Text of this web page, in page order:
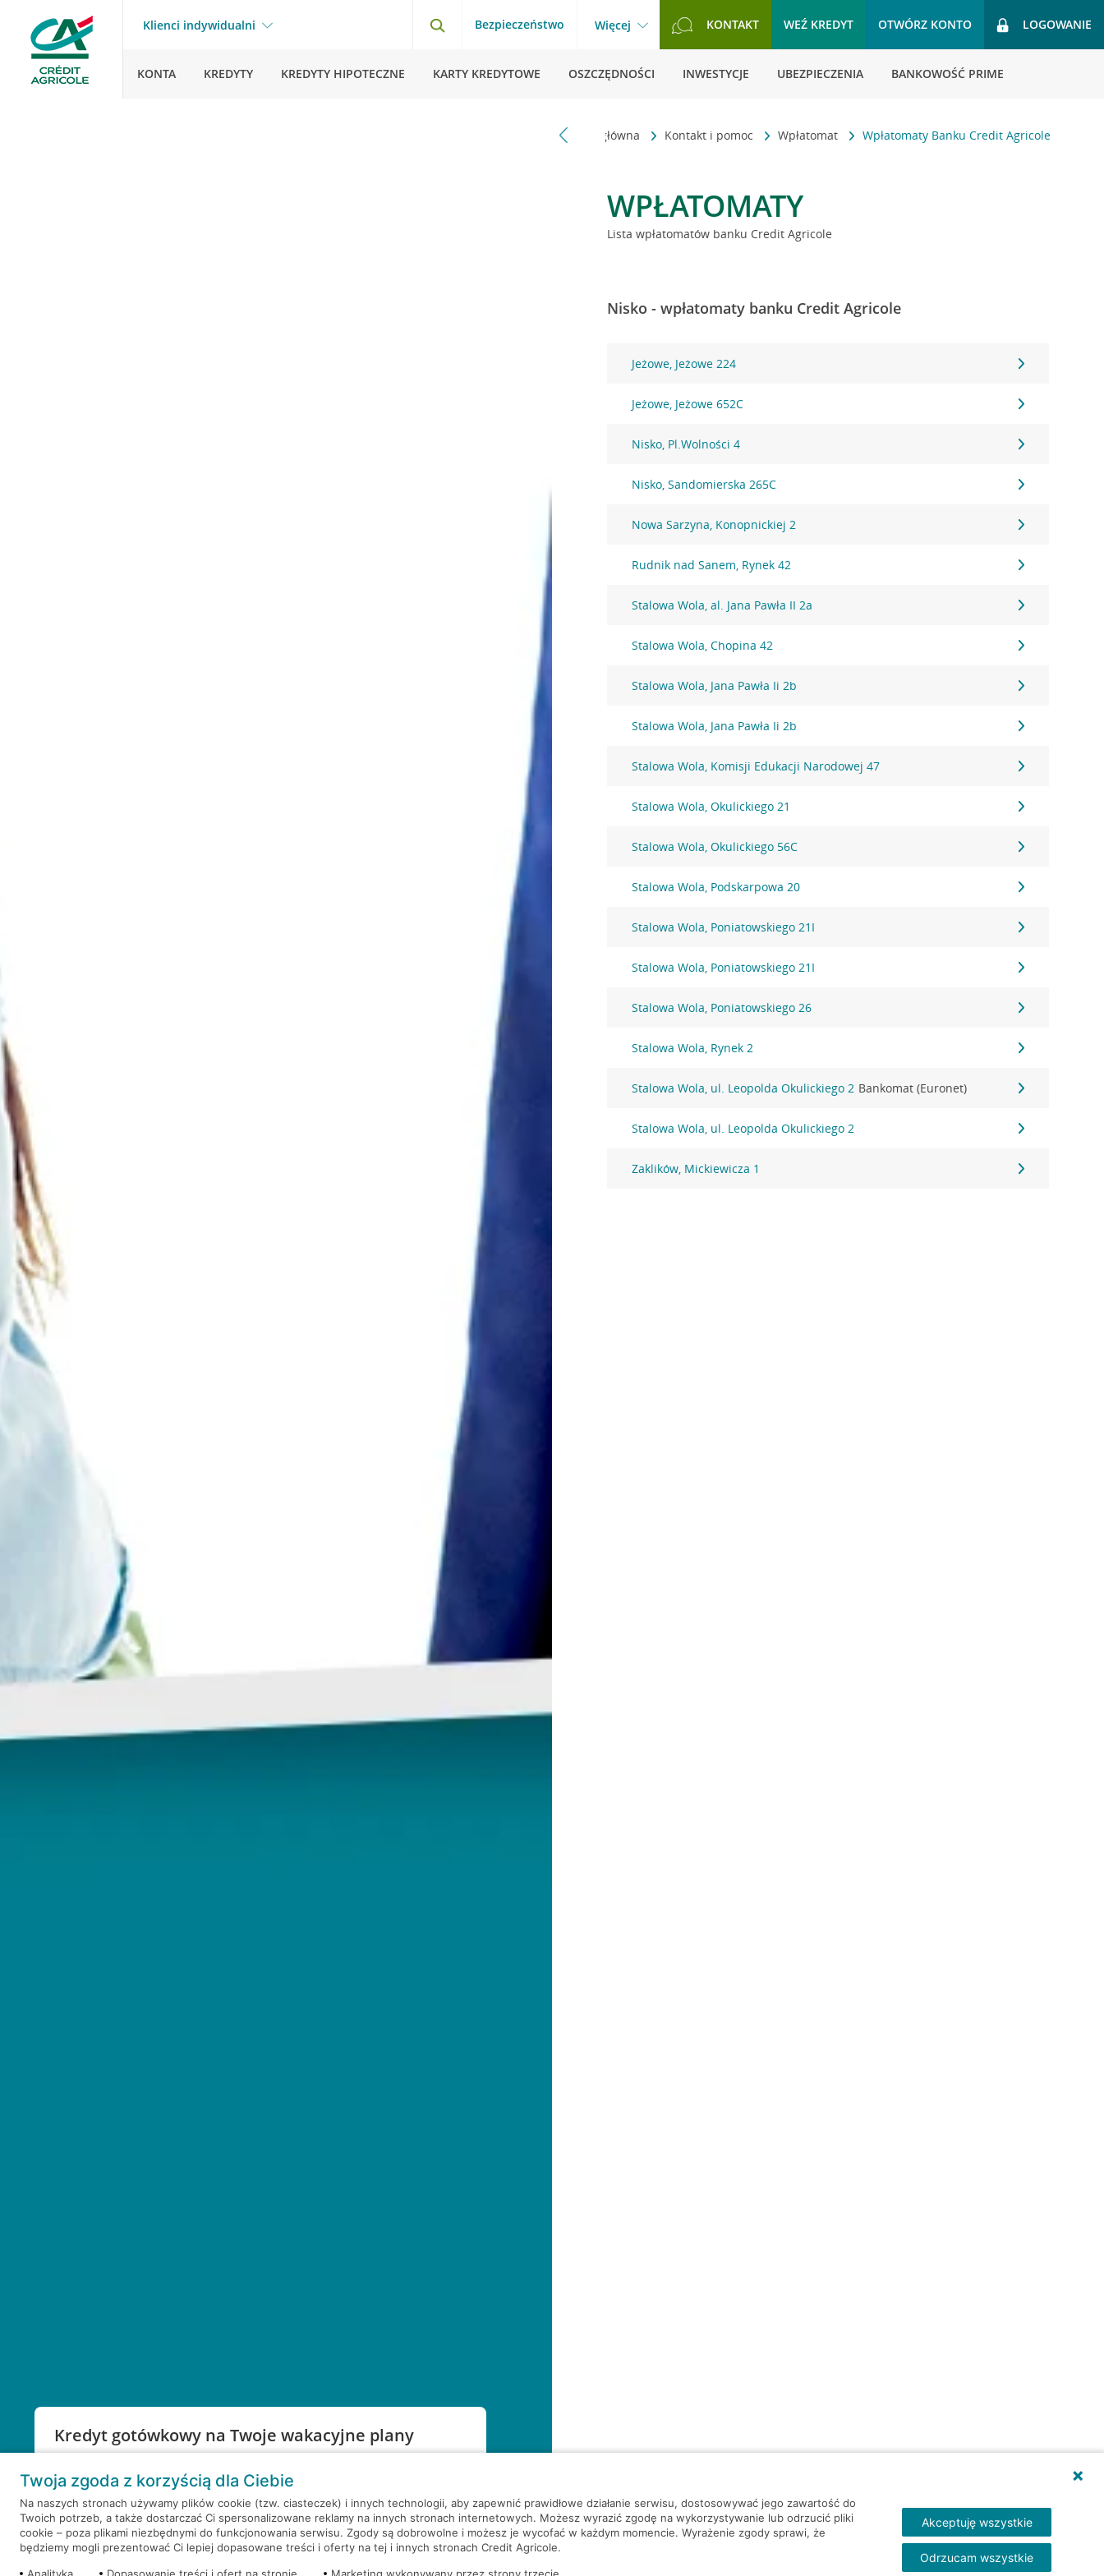
Klienci indywidualni Bezpieczeństwo Więcej KONTAKT WEŹ KREDYT OTWÓRZ KONTO LOGOWANIE
KONTA KREDYTY KREDYTY HIPOTECZNE KARTY KREDYTOWE OSZCZĘDNOŚCI INWESTYCJE UBEZPIECZENIA BANKOWOŚĆ PRIME
Kredyt gotówkowy na Twoje wakacyjne plany
RRSO: 9,6%
WEŹ KREDYT NOTA PRAWNA
Strona główna Kontakt i pomoc Wpłatomat Wpłatomaty Banku Credit Agricole
WPŁATOMATY
Lista wpłatomatów banku Credit Agricole
Nisko - wpłatomaty banku Credit Agricole
Jeżowe, Jeżowe 224
Jeżowe, Jeżowe 652C
Nisko, Pl.Wolności 4
Nisko, Sandomierska 265C
Nowa Sarzyna, Konopnickiej 2
Rudnik nad Sanem, Rynek 42
Stalowa Wola, al. Jana Pawła II 2a
Stalowa Wola, Chopina 42
Stalowa Wola, Jana Pawła Ii 2b
Stalowa Wola, Jana Pawła Ii 2b
Stalowa Wola, Komisji Edukacji Narodowej 47
Stalowa Wola, Okulickiego 21
Stalowa Wola, Okulickiego 56C
Stalowa Wola, Podskarpowa 20
Stalowa Wola, Poniatowskiego 21I
Stalowa Wola, Poniatowskiego 21I
Stalowa Wola, Poniatowskiego 26
Stalowa Wola, Rynek 2
Stalowa Wola, ul. Leopolda Okulickiego 2 Bankomat (Euronet)
Stalowa Wola, ul. Leopolda Okulickiego 2
Zaklików, Mickiewicza 1
Twoja zgoda z korzyścią dla Ciebie
Na naszych stronach używamy plików cookie (tzw. ciasteczek) i innych technologii, aby zapewnić prawidłowe działanie serwisu, dostosowywać jego zawartość do
Twoich potrzeb, a także dostarczać Ci spersonalizowane reklamy na innych stronach internetowych. Możesz wyrazić zgodę na wykorzystywanie lub odrzucić pliki
cookie – poza plikami niezbędnymi do funkcjonowania serwisu. Zgody są dobrowolne i możesz je wycofać w każdym momencie. Wyrażenie zgody sprawi, że
będziemy mogli prezentować Ci lepiej dopasowane treści i oferty na tej i innych stronach Credit Agricole.
Akceptuję wszystkie
Odrzucam wszystkie